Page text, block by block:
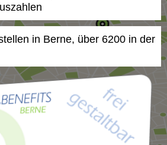
in Berne, über 6200 in der